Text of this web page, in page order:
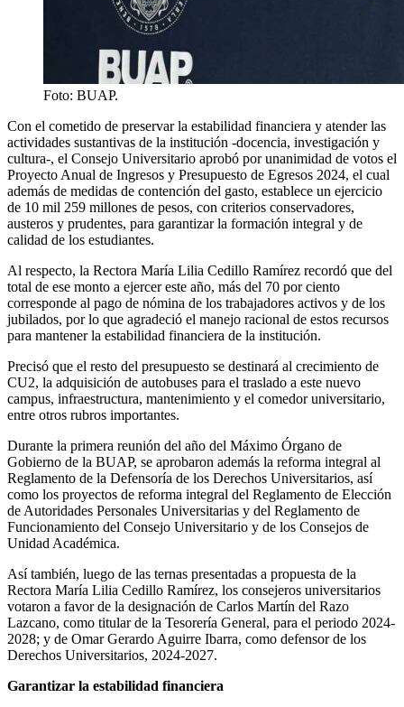
Foto: BUAP.
Con el cometido de preservar la estabilidad financiera y atender las
actividades sustantivas de la institución -docencia, investigación y
cultura-, el Consejo Universitario aprobó por unanimidad de votos el
Proyecto Anual de Ingresos y Presupuesto de Egresos 2024, el cual
además de medidas de contención del gasto, establece un ejercicio
de 10 mil 259 millones de pesos, con criterios conservadores,
austeros y prudentes, para garantizar la formación integral y de
calidad de los estudiantes.
Al respecto, la Rectora María Lilia Cedillo Ramírez recordó que del
total de ese monto a ejercer este año, más del 70 por ciento
corresponde al pago de nómina de los trabajadores activos y de los
jubilados, por lo que agradeció el manejo racional de estos recursos
para mantener la estabilidad financiera de la institución.
Precisó que el resto del presupuesto se destinará al crecimiento de
CU2, la adquisición de autobuses para el traslado a este nuevo
campus, infraestructura, mantenimiento y el comedor universitario,
entre otros rubros importantes.
Durante la primera reunión del año del Máximo Órgano de
Gobierno de la BUAP, se aprobaron además la reforma integral al
Reglamento de la Defensoría de los Derechos Universitarios, así
como los proyectos de reforma integral del Reglamento de Elección
de Autoridades Personales Universitarias y del Reglamento de
Funcionamiento del Consejo Universitario y de los Consejos de
Unidad Académica.
Así también, luego de las ternas presentadas a propuesta de la
Rectora María Lilia Cedillo Ramírez, los consejeros universitarios
votaron a favor de la designación de Carlos Martín del Razo
Lazcano, como titular de la Tesorería General, para el periodo 2024-
2028; y de Omar Gerardo Aguirre Ibarra, como defensor de los
Derechos Universitarios, 2024-2027.
Garantizar la estabilidad financiera